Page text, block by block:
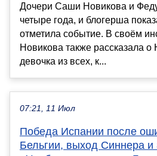
Дочери Саши Новикова и
четыре года, и блогерша
отметила событие. В своём
Новикова также рассказала
девочка из всех, к...
07:21, 11 Июл
Победа Испании после
Бельгии, выход Синнера